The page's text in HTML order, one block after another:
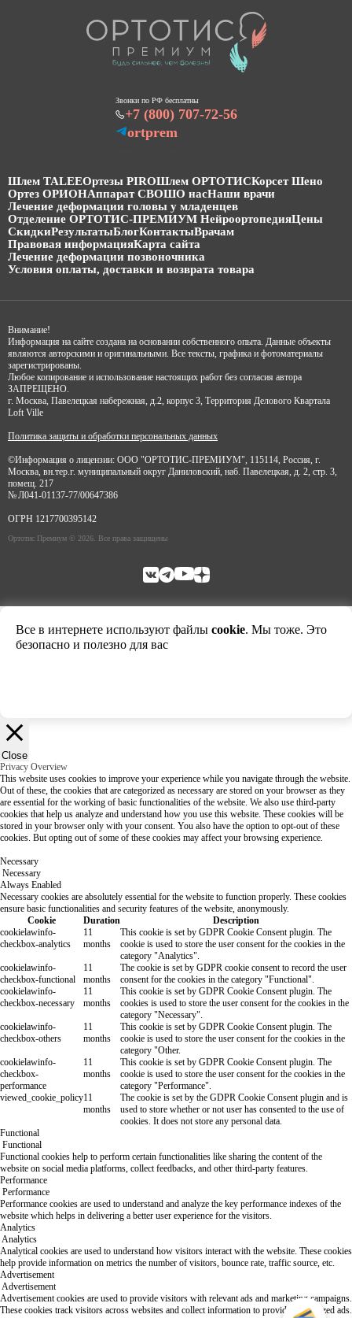
Звонки по РФ бесплатны
+7 (800) 707-72-56
ortprem
Шлем TALEEОртезы PIROШлем ОРТОТИСКорсет Шено
Ортез ОРИОНАппарат СВОШО насНаши врачи
Лечение деформации головы у младенцев
Отделение ОРТОТИС-ПРЕМИУМ НейроортопедияЦены
СкидкиРезультатыБлогКонтактыВрачам
Правовая информацияКарта сайта
Лечение деформации позвоночника
Условия оплаты, доставки и возврата товара
Внимание!
Информация на сайте создана на основании собственного опыта. Данные объекты
являются авторскими и оригинальными. Все тексты, графика и фотоматериалы
зарегистрированы.
Любое копирование и использование настоящих работ без согласия автора
ЗАПРЕЩЕНО.
г. Москва, Павелецкая набережная, д.2, корпус 3, Территория Делового Квартала
Loft Ville
Политика защиты и обработки персональных данных
©Информация о лицензии: ООО "ОРТОТИС-ПРЕМИУМ", 115114, Россия, г.
Москва, вн.тер.г. муниципальный округ Даниловский, наб. Павелецкая, д. 2, стр. 3,
помещ. 217
№ Л041-01137-77/00647386
ОГРН 1217700395142
Ортотис Премиум © 2026. Все права защищены
Все в интернете используют файлы cookie. Мы тоже. Это
безопасно и полезно для вас
Close
Privacy Overview
This website uses cookies to improve your experience while you navigate through the website.
Out of these, the cookies that are categorized as necessary are stored on your browser as they
are essential for the working of basic functionalities of the website. We also use third-party
cookies that help us analyze and understand how you use this website. These cookies will be
stored in your browser only with your consent. You also have the option to opt-out of these
cookies. But opting out of some of these cookies may affect your browsing experience.
Necessary
Necessary
Always Enabled
Necessary cookies are absolutely essential for the website to function properly. These cookies
ensure basic functionalities and security features of the website, anonymously.
Cookie
Duration
Description
cookielawinfo-
checkbox-analytics
11
months
This cookie is set by GDPR Cookie Consent plugin. The
cookie is used to store the user consent for the cookies in the
category "Analytics".
cookielawinfo-
checkbox-functional
11
months
The cookie is set by GDPR cookie consent to record the user
consent for the cookies in the category "Functional".
cookielawinfo-
checkbox-necessary
11
months
This cookie is set by GDPR Cookie Consent plugin. The
cookies is used to store the user consent for the cookies in the
category "Necessary".
cookielawinfo-
checkbox-others
11
months
This cookie is set by GDPR Cookie Consent plugin. The
cookie is used to store the user consent for the cookies in the
category "Other.
cookielawinfo-
checkbox-
performance
11
months
This cookie is set by GDPR Cookie Consent plugin. The
cookie is used to store the user consent for the cookies in the
category "Performance".
viewed_cookie_policy11
months
The cookie is set by the GDPR Cookie Consent plugin and is
used to store whether or not user has consented to the use of
cookies. It does not store any personal data.
Functional
Functional
Functional cookies help to perform certain functionalities like sharing the content of the
website on social media platforms, collect feedbacks, and other third-party features.
Performance
Performance
Performance cookies are used to understand and analyze the key performance indexes of the
website which helps in delivering a better user experience for the visitors.
Analytics
Analytics
Analytical cookies are used to understand how visitors interact with the website. These cookies
help provide information on metrics the number of visitors, bounce rate, traffic source, etc.
Advertisement
Advertisement
Advertisement cookies are used to provide visitors with relevant ads and marketing campaigns.
These cookies track visitors across websites and collect information to provide customized ads.